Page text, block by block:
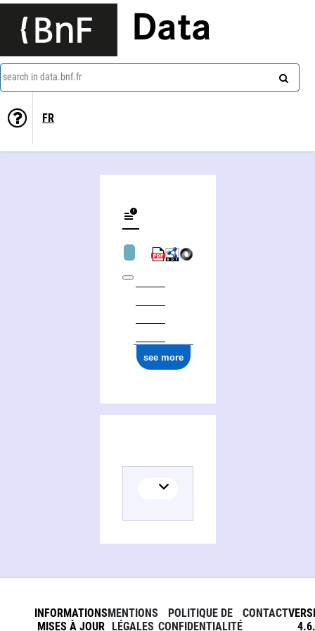
Data
search in data.bnf.fr
FR
see more
INFORMATIONS
MISES À JOUR
MENTIONS
LÉGALES
POLITIQUE DE
CONFIDENTIALITÉ
CONTACT